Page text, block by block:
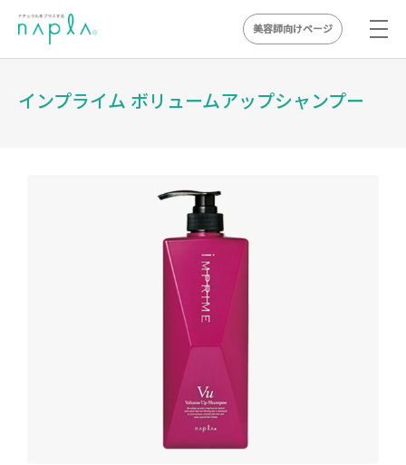
美容師向けページ
インプライム ボリュームアップシャンプー